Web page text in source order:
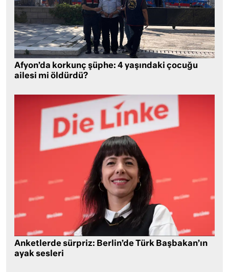
Afyon’da korkunç şüphe: 4 yaşındaki çocuğu
ailesi mi öldürdü?
Anketlerde sürpriz: Berlin’de Türk Başbakan’ın
ayak sesleri